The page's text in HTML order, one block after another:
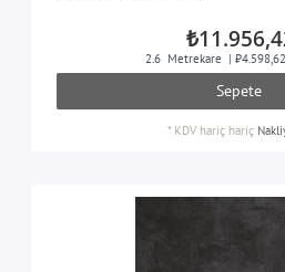
2.6 Metrekare |
Sepete
* KDV hariç hariç